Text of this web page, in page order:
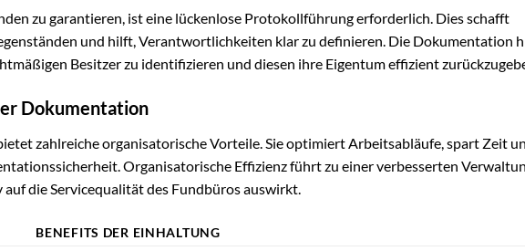
zu garantieren, ist eine lückenlose Protokollführung erforderlich. Dies schafft
und hilft, Verantwortlichkeiten klar zu definieren. Die Dokumentation
Besitzer zu identifizieren und diesen ihre Eigentum effizient
Dokumentation
zahlreiche organisatorische Vorteile. Sie optimiert Arbeitsabläufe, spart Zeit
Organisatorische Effizienz führt zu einer verbesserten
die Servicequalität des Fundbüros auswirkt.
BENEFITS DER EINHALTUNG